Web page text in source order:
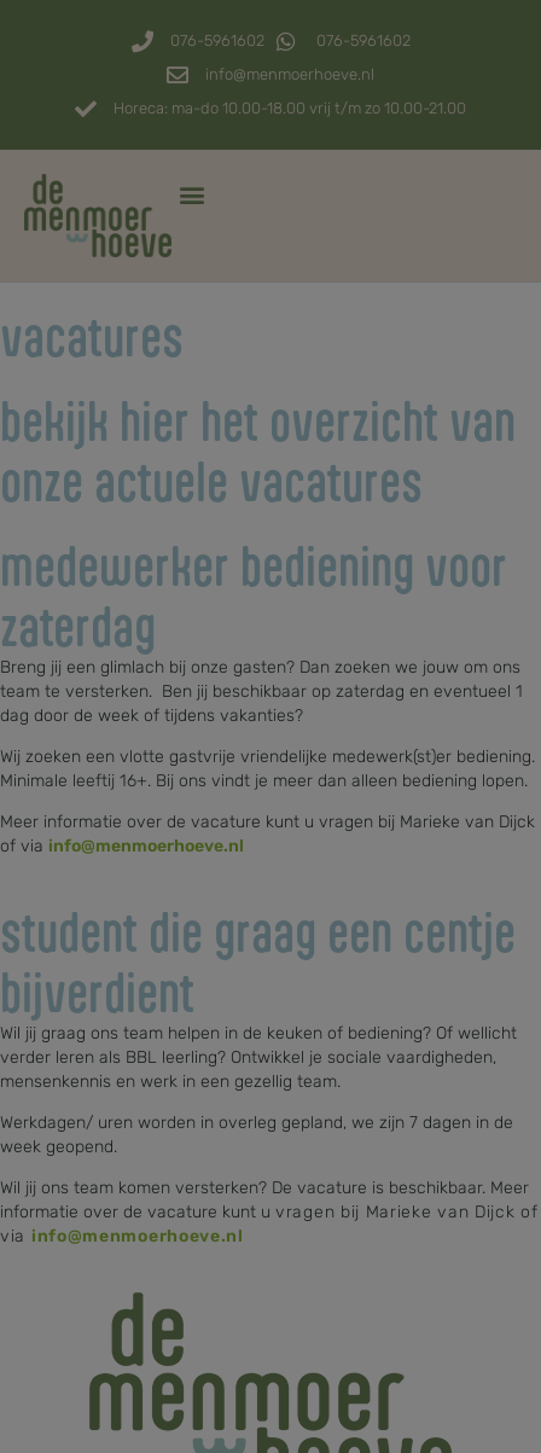
076-5961602 076-5961602
info@menmoerhoeve.nl
Horeca: ma-do 10.00-18.00 vrij t/m zo 10.00-21.00
vacatures
bekijk hier het overzicht van
onze actuele vacatures
medewerker bediening voor
zaterdag
Breng jij een glimlach bij onze gasten? Dan zoeken we jouw om ons
team te versterken. Ben jij beschikbaar op zaterdag en eventueel 1
dag door de week of tijdens vakanties?
Wij zoeken een vlotte gastvrije vriendelijke medewerk(st)er bediening.
Minimale leeftij 16+. Bij ons vindt je meer dan alleen bediening lopen.
Meer informatie over de vacature kunt u vragen bij Marieke van Dijck
of via info@menmoerhoeve.nl
student die graag een centje
bijverdient
Wil jij graag ons team helpen in de keuken of bediening? Of wellicht
verder leren als BBL leerling? Ontwikkel je sociale vaardigheden,
mensenkennis en werk in een gezellig team.
Werkdagen/ uren worden in overleg gepland, we zijn 7 dagen in de
week geopend.
Wil jij ons team komen versterken? De vacature is beschikbaar. Meer
informatie over de vacature kunt u vragen bij Marieke van Dijck of
via info@menmoerhoeve.nl